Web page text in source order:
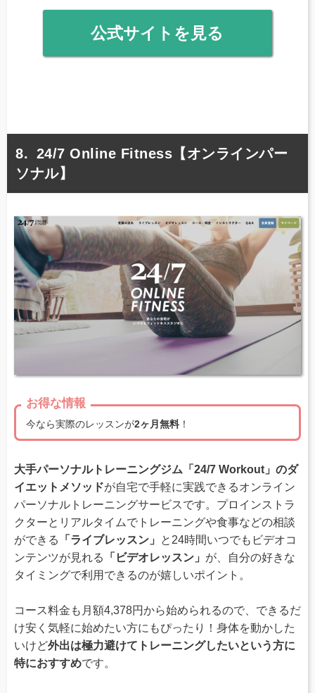
公式サイトを見る
24/7 Online Fitness【オンラインパー
ソナル】
お得な情報
今なら実際のレッスンが2ヶ月無料 ！
大手パーソナルトレーニングジム「24/7 Workout」のダ
イエットメソッドが自宅で手軽に実践できるオンライン
パーソナルトレーニングサービスです。プロインストラ
クターとリアルタイムでトレーニングや食事などの相談
ができる
「ライブレッスン」
と24時間いつでもビデオコ
ンテンツが見れる
「ビデオレッスン」 が、自分の好きな
タイミングで利用できるのが嬉しいポイント。
コース料金も月額4,378円から始められるので、できるだ
け安く気軽に始めたい方にもぴったり！身体を動かした
いけど外出は極力避けてトレーニングしたいという方に
特におすすめです。